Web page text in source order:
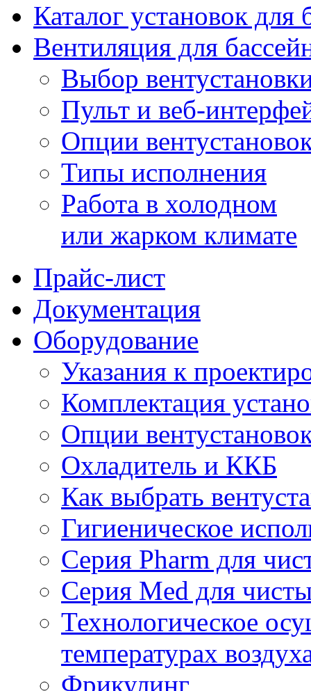
Каталог установок для
Вентиляция для
Выбор
Пульт и веб-
Опции
Типы исполнения
Работа в холодном
или жарком климате
Прайс-лист
Документация
Оборудование
Указания к
Комплектация
Опции
Охладитель и ККБ
Как выбрать
Гигиеническое
Серия Pharm для
Серия Med для
Технологическое
температурах
Фрикулинг